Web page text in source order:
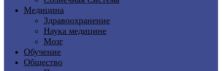
Медицина
Здравоохранение
Наука медицине
Мозг
Обучение
Общество